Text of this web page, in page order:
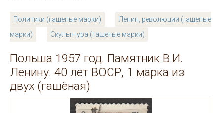
Политики (гашеные марки)
Ленин, революции (гашеные
марки)
Скульптура (гашеные марки)
Польша 1957 год. Памятник В.И.
Ленину. 40 лет ВОСР, 1 марка из
двух (гашёная)